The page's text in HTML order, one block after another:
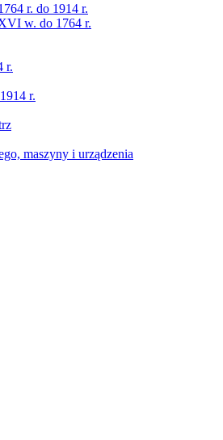
r. do 1914 r.
w. do 1764 r.
r.
r.
maszyny i urządzenia